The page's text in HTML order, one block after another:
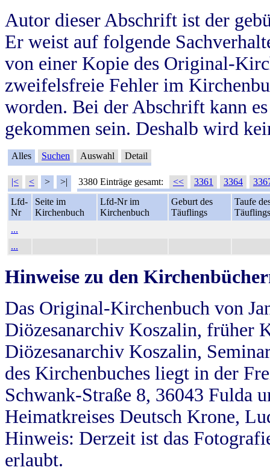
Autor dieser Abschrift ist der
Er weist auf folgende
von einer Kopie des Original-
zweifelsfreie Fehler im
worden. Bei der Abschrift kann
gekommen sein. Deshalb wird
Alles Suchen Auswahl Detail
|< < > >| 3380 Einträge gesamt: << 3361 3364
Lfd-
Nr
Seite im
Kirchenbuch
Lfd-Nr im
Kirchenbuch
Geburt des
Täuflings
Taufe
Täuflings
...
...
Hinweise zu den
Das Original-Kirchenbuch von
Diözesanarchiv Koszalin, früher
Diözesanarchiv Koszalin,
des Kirchenbuches liegt in der
Schwank-Straße 8, 36043 Fulda
Heimatkreises Deutsch Krone,
Hinweis: Derzeit ist das
erlaubt.